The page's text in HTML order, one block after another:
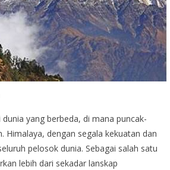
yang berbeda, di mana puncak-
Himalaya, dengan segala kekuatan dan
pelosok dunia. Sebagai salah satu
lebih dari sekadar lanskap